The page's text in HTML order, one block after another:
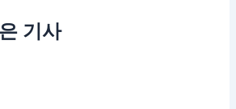
기사